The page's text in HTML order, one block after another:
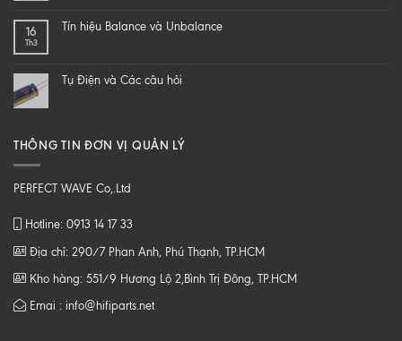
loa
Z
CHẤT
16
Th3
Tín hiệu Balance và Unbalance
Tụ Điện và Các câu hỏi
THÔNG TIN ĐƠN VỊ QUẢN LÝ
PERFECT WAVE Co,.Ltd
Hotline: 0913 14 17 33
Địa chỉ: 290/7 Phan Anh, Phú Thạnh, TP.HCM
Kho hàng: 551/9 Hương Lộ 2,Bình Trị Đông, TP.HCM
Emai : info@hifiparts.net